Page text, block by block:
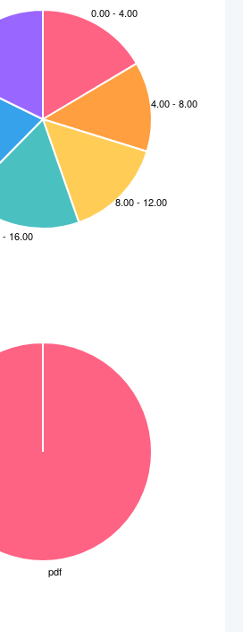
INTRODUZIONE...........................................................................................5
OBIETTIVI D’ESAME....................................................................................6
NE DELL’ESAME ...........................................7
Schema d’esame ..................................................................................7
valutazione ....................................................................8
e e delle sue singole parti ....................9
CONTENUTI E OBIE
TTIVI D'ESAME ........................................................13
La vita sulla
Terra................................................................................15
La cellula come sistema vivente .........................................................16
ietà .......................................................................................21
L’evoluzione ........................................................................................24
L’organismo come si
stema vivente .....................................................27
L’ecologia ............................................................................................33
4.7
ienza naturale......................................................37
OVE DELL'ESAME
SCRITTO .........................38
Quesiti e spiegazione del loro signi
ficato............................................38
ande d’esam
e..............................................................43
LAVORO DI RICERCA, SPERIMENTA
ZIONI DI LABORATORIO E SUL
CAMPO .......................................................................................................47
Finalità.................................................................................................47
Proposte per la stesura delle relazioni
sulle esercitazioni di laboratorio
e sul campo.................................................................................................47
CANDIDATI CON NECESSITÀ PARTICO
BIBLIOGRAFIA ...........................................................................................50